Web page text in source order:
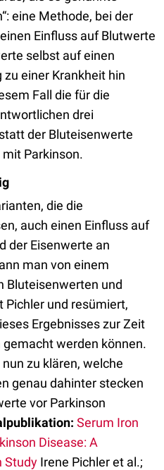
eine Methode, bei der
Einfluss auf Blutwerte
selbst auf einen
einer Krankheit hin
Fall die für die
drei
der Bluteisenwerte
Parkinson.
die die
auch einen Einfluss auf
der Eisenwerte an
man von einem
Bluteisenwerten und
Pichler und resümiert,
Ergebnisses zur Zeit
werden können.
zu klären, welche
genau dahinter stecken
vor Parkinson
Serum Iron
Disease: A
Study Irene Pichler et al.;